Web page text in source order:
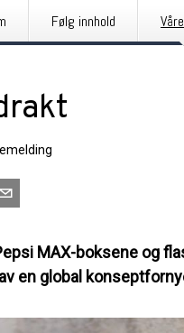
Følg innhold
MAX-boksene og
en global